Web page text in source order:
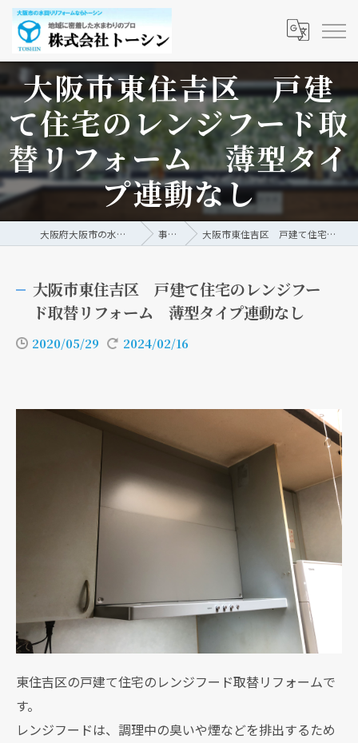
大阪市東住吉区 戸建
て住宅のレンジフード取
替リフォーム 薄型タイ
プ連動なし
大阪府大阪市の水回りリフォームなら株式会社トーシン 事例/ブログ 大阪市東住吉区 戸建て住宅のレンジフード取替リフォーム 薄型タイプ連動なし
大阪市東住吉区 戸建て住宅のレンジフー
ド取替リフォーム 薄型タイプ連動なし
2020/05/29 2024/02/16
東住吉区の戸建て住宅のレンジフード取替リフォームで
す。
レンジフードは、調理中の臭いや煙などを排出するため